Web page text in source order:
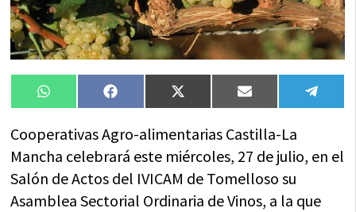
Compartir
en
WhatsAppCompartir
en
FacebookCompartir
en
X
(Twitter)
Compartir
en
Email
en
Cooperativas Agro-alimentarias Castilla-La
Mancha celebrará este miércoles, 27 de julio, en el
Salón de Actos del IVICAM de Tomelloso su
Asamblea Sectorial Ordinaria de Vinos, a la que